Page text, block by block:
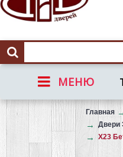
МЕНЮ
Вызов на замер Главная
Двери
X23